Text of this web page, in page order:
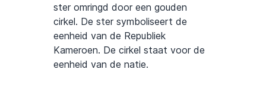
ster omringd door een gouden
cirkel. De ster symboliseert de
eenheid van de Republiek
Kameroen. De cirkel staat voor de
eenheid van de natie.